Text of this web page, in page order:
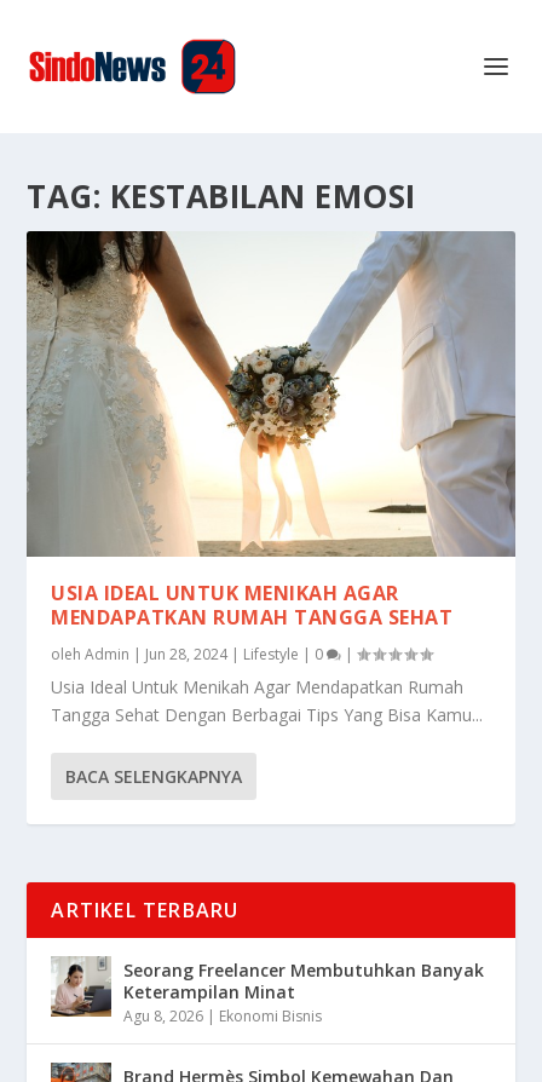
TAG: KESTABILAN EMOSI
USIA IDEAL UNTUK MENIKAH AGAR
MENDAPATKAN RUMAH TANGGA SEHAT
olehAdmin | Jun 28, 2024| Lifestyle | 0 |
Usia Ideal Untuk Menikah Agar Mendapatkan Rumah
Tangga Sehat Dengan Berbagai Tips Yang Bisa Kamu...
BACA SELENGKAPNYA
ARTIKEL TERBARU
Seorang Freelancer Membutuhkan Banyak
Keterampilan Minat
Agu 8, 2026 | Ekonomi Bisnis
Brand Hermès Simbol Kemewahan Dan